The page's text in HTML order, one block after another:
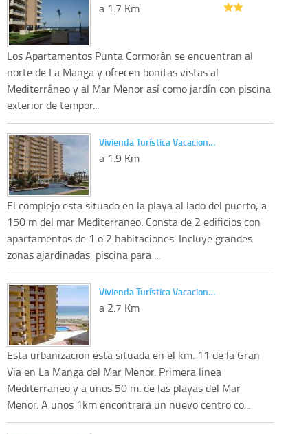
a 1.7 Km
Los Apartamentos Punta Cormorán se encuentran al
norte de La Manga y ofrecen bonitas vistas al
Mediterráneo y al Mar Menor así como jardín con piscina
exterior de tempor...
Vivienda Turística Vacacion…
a 1.9 Km
El complejo esta situado en la playa al lado del puerto, a
150 m del mar Mediterraneo. Consta de 2 edificios con
apartamentos de 1 o 2 habitaciones. Incluye grandes
zonas ajardinadas, piscina para ...
Vivienda Turística Vacacion…
a 2.7 Km
Esta urbanizacion esta situada en el km. 11 de la Gran
Via en La Manga del Mar Menor. Primera linea
Mediterraneo y a unos 50 m. de las playas del Mar
Menor. A unos 1km encontrara un nuevo centro co...